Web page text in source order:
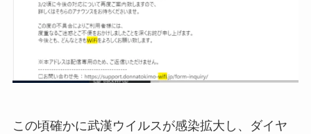
この頃確かに武漢ウイルスが感染拡大し、ダイヤ